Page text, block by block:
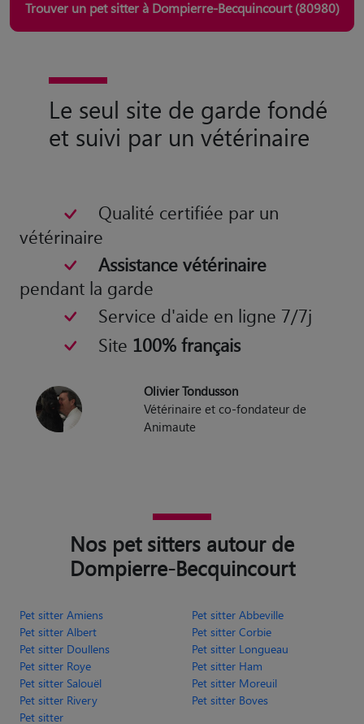
Trouver un pet sitter à Dompierre-Becquincourt (80980)
Le seul site de garde fondé
et suivi par un vétérinaire
Qualité certifiée par un
vétérinaire
Assistance vétérinaire
pendant la garde
Service d'aide en ligne 7/7j
Site 100% français
Olivier Tondusson
Vétérinaire et co-fondateur de
Animaute
Nos pet sitters autour de
Dompierre-Becquincourt
Pet sitter Amiens
Pet sitter Abbeville
Pet sitter Albert
Pet sitter Corbie
Pet sitter Doullens
Pet sitter Longueau
Pet sitter Roye
Pet sitter Ham
Pet sitter Salouël
Pet sitter Moreuil
Pet sitter Rivery
Pet sitter Boves
Pet sitter